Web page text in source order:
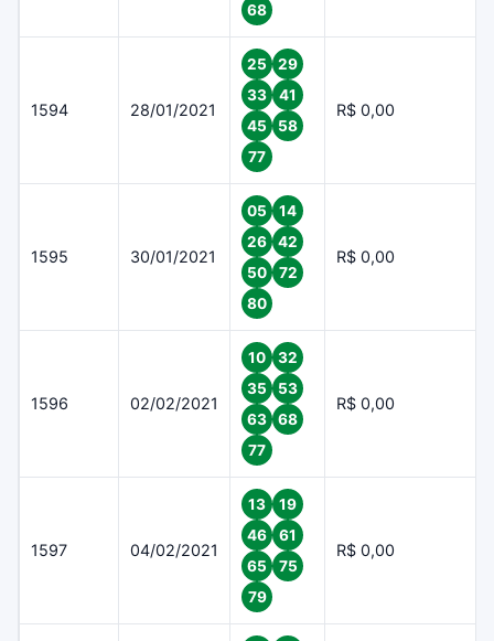
68
1594 28/01/2021
25
29
33
41
45
58
77
R$ 0,00
1595 30/01/2021
05
14
26
42
50
72
80
R$ 0,00
1596 02/02/2021
10
32
35
53
63
68
77
R$ 0,00
1597 04/02/2021
13
19
46
61
65
75
79
R$ 0,00